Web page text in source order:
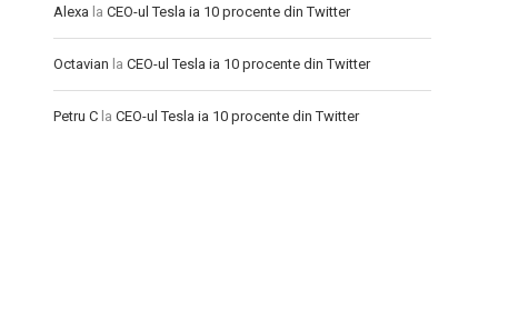
Alexa la CEO-ul Tesla ia 10 procente din Twitter
Octavian la CEO-ul Tesla ia 10 procente din Twitter
Petru C la CEO-ul Tesla ia 10 procente din Twitter